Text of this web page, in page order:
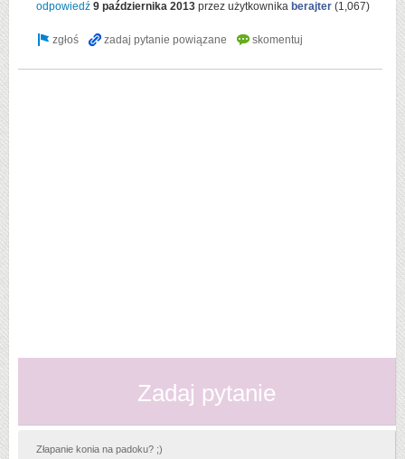
odpowiedź 9 października 2013 przez użytkownika berajter (1,067)
Zadaj pytanie
Złapanie konia na padoku? ;)